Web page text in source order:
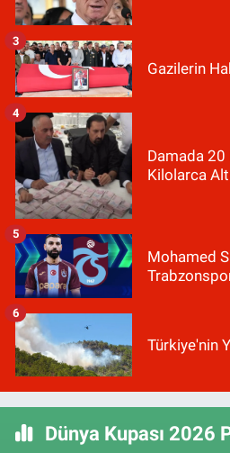
Gazilerin
3
Damada 20
Kilolarca
4
Mohamed
5
Türkiye'nin
6
Dünya Kupası 2026